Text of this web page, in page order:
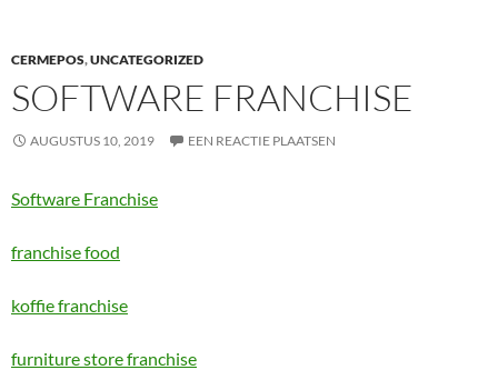
CERMEPOS,UNCATEGORIZED
SOFTWARE FRANCHISE
AUGUSTUS 10, 2019 EEN REACTIE PLAATSEN
Software Franchise
franchise food
koffie franchise
furniture store franchise